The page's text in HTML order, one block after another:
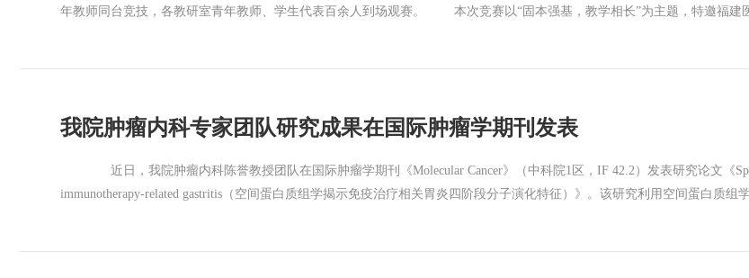
年教师同台竞技，各教研室青年教师、学生代表百余人到场观赛。 本次竞赛以“固本强基，教学相长”为主题，特邀福建
以赛促教、以赛促学、以赛促改的方式，推动了教学理念的更新和教学方法的优化。肿瘤临床医学院将继续以教学竞赛为
我院肿瘤内科专家团队研究成果在国际肿瘤学期刊发表
近日，我院肿瘤内科陈誉教授团队在国际肿瘤学期刊《Molecular Cancer》（中科院1区，IF 42.2）发表研究论文《
immunotherapy-related gastritis（空间蛋白质组学揭示免疫治疗相关胃炎四阶段分子演化特征）》。该研究利用空间蛋白质